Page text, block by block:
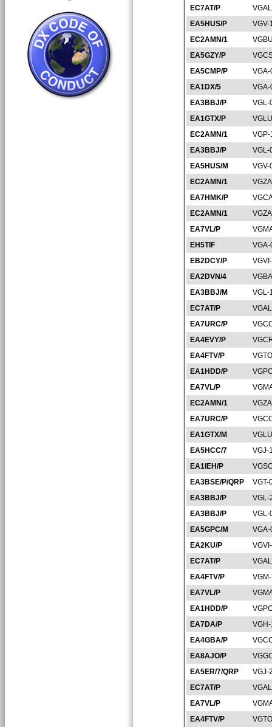
EC7AT/P
EA5HUS/P
VGV-
EC2AMN/1
EA5GZY/P
EA5CMP/P
EA1DX/5
EA3BBJ/P
VGL-
EA1GTX/P
EC2AMN/1
EA3BBJ/P
VGL-
EA5HUS/M
VGV-
EC2AMN/1
EA7HMK/P
EC2AMN/1
EA7VL/P
EH5TIF
EB2DCY/P
EA2DVN/4
EA3BBJ/M
VGL-
EC7AT/P
EA7URC/P
EA4EVY/P
EA4FTV/P
EA1HDD/P
EA7VL/P
EC2AMN/1
EA7URC/P
EA1GTX/M
EA5HCC/7
VGJ-
EA1IEH/P
EA3BSE/P/QRP
VGT-
EA3BBJ/P
VGL-
EA3BBJ/P
VGL-
EA5GPC/M
EA2KU/P
EC7AT/P
EA4FTV/P
EA7VL/P
EA1HDD/P
EA7DA/P
VGH-
EA4GBA/P
EA8AJO/P
EA5ER/7/QRP
VGJ-
EC7AT/P
EA7VL/P
EA4FTV/P